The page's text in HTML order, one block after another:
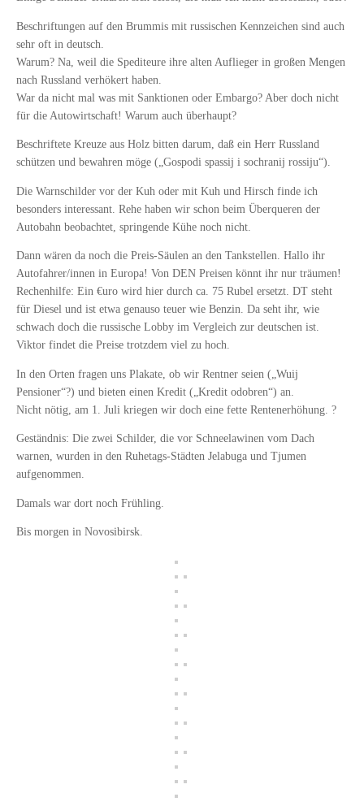
Beschriftungen auf den Brummis mit russischen Kennzeichen sind auch
sehr oft in deutsch.
Warum? Na, weil die Spediteure ihre alten Auflieger in großen Mengen
nach Russland verhökert haben.
War da nicht mal was mit Sanktionen oder Embargo? Aber doch nicht
für die Autowirtschaft! Warum auch überhaupt?
Beschriftete Kreuze aus Holz bitten darum, daß ein Herr Russland
schützen und bewahren möge („Gospodi spassij i sochranij rossiju“).
Die Warnschilder vor der Kuh oder mit Kuh und Hirsch finde ich
besonders interessant. Rehe haben wir schon beim Überqueren der
Autobahn beobachtet, springende Kühe noch nicht.
Dann wären da noch die Preis-Säulen an den Tankstellen. Hallo ihr
Autofahrer/innen in Europa! Von DEN Preisen könnt ihr nur träumen!
Rechenhilfe: Ein €uro wird hier durch ca. 75 Rubel ersetzt. DT steht
für Diesel und ist etwa genauso teuer wie Benzin. Da seht ihr, wie
schwach doch die russische Lobby im Vergleich zur deutschen ist.
Viktor findet die Preise trotzdem viel zu hoch.
In den Orten fragen uns Plakate, ob wir Rentner seien („Wuij
Pensioner“?) und bieten einen Kredit („Kredit odobren“) an.
Nicht nötig, am 1. Juli kriegen wir doch eine fette Rentenerhöhung. ?
Geständnis: Die zwei Schilder, die vor Schneelawinen vom Dach
warnen, wurden in den Ruhetags-Städten Jelabuga und Tjumen
aufgenommen.
Damals war dort noch Frühling.
Bis morgen in Novosibirsk.